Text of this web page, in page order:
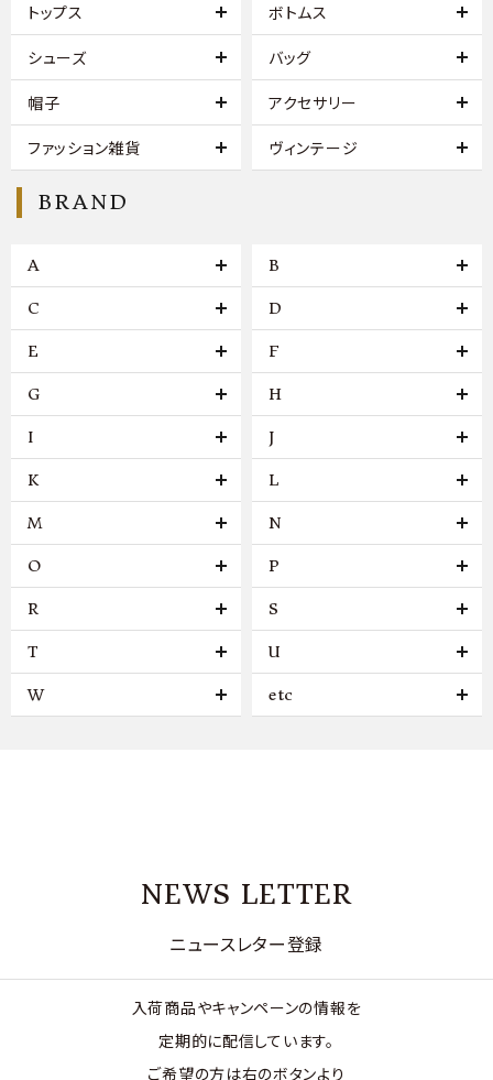
トップス ボトムス
シューズ バッグ
帽子 アクセサリー
ファッション雑貨 ヴィンテージ
BRAND
A B
C D
E F
G H
I J
K L
M N
O P
R S
T U
W etc
NEWS LETTER
ニュースレター登録
入荷商品やキャンペーンの情報を
定期的に配信しています。
ご希望の方は右のボタンより